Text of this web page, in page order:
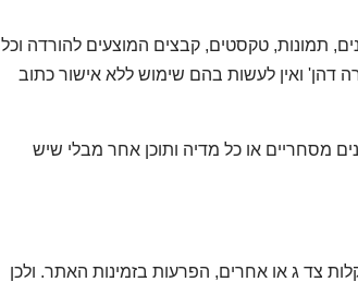
תמונות, טקסטים, קבצים המוצעים להורדה וכל
דהן' ואין לעשות בהם שימוש ללא אישור כתוב
מסחריים או כל מדיה ותוכן אחר מבלי שיש
צד ג או אחרים, הפרעות בזמינות האתר. ולכן